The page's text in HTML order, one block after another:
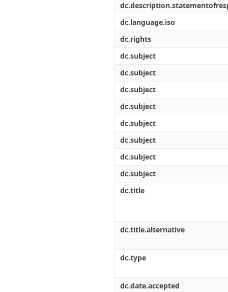
dc.language.iso
dc.rights
dc.subject
dc.subject
dc.subject
dc.subject
dc.subject
dc.subject
dc.subject
dc.subject
dc.title
dc.title.alternative
dc.type
dc.date.accepted